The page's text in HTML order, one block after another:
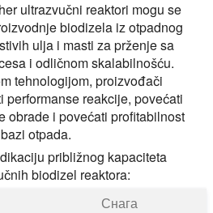
ultrazvučni reaktori mogu se
biodizela iz otpadnog
ulja i masti za prženje sa
i odličnom skalabilnošću.
tehnologijom, proizvođači
reakcije, povećati
obrade i povećati profitabilnost
otpada.
približnog kapaciteta
biodizel reaktora:
Снага